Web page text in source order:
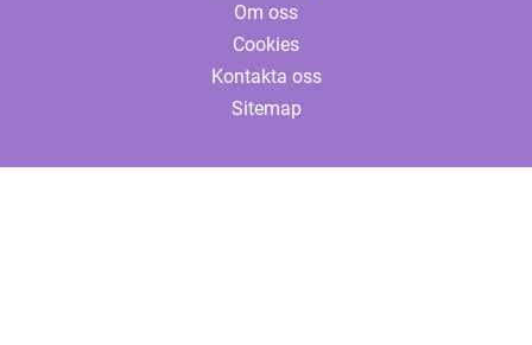
Om oss
Cookies
Kontakta oss
Sitemap